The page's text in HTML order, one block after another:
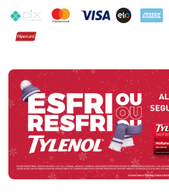
PIX MasterCard
VISA ELO AMEX
Hipercard
Promoção em